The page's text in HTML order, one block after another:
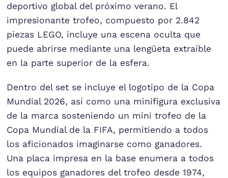
deportivo global del próximo verano. El
impresionante trofeo, compuesto por 2.842
piezas LEGO, incluye una escena oculta que
puede abrirse mediante una lengüeta extraíble
en la parte superior de la esfera.
Dentro del set se incluye el logotipo de la Copa
Mundial 2026, así como una minifigura exclusiva
de la marca sosteniendo un mini trofeo de la
Copa Mundial de la FIFA, permitiendo a todos
los aficionados imaginarse como ganadores.
Una placa impresa en la base enumera a todos
los equipos ganadores del trofeo desde 1974,